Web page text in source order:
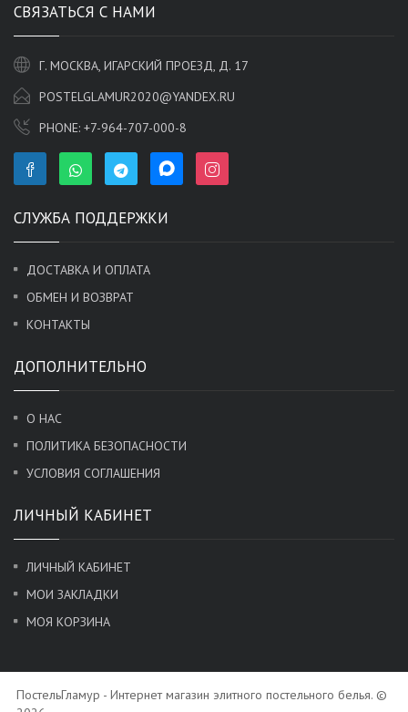
СВЯЗАТЬСЯ С НАМИ
Г. МОСКВА, ИГАРСКИЙ ПРОЕЗД, Д. 17
POSTELGLAMUR2020@YANDEX.RU
PHONE: +7-964-707-000-8
СЛУЖБА ПОДДЕРЖКИ
ДОСТАВКА И ОПЛАТА
ОБМЕН И ВОЗВРАТ
КОНТАКТЫ
ДОПОЛНИТЕЛЬНО
О НАС
ПОЛИТИКА БЕЗОПАСНОСТИ
УСЛОВИЯ СОГЛАШЕНИЯ
ЛИЧНЫЙ КАБИНЕТ
ЛИЧНЫЙ КАБИНЕТ
МОИ ЗАКЛАДКИ
МОЯ КОРЗИНА
ПостельГламур - Интернет магазин элитного постельного белья. ©